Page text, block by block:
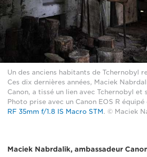
Un des anciens habitants de Tchernobyl
Ces dix dernières années, Maciek
Canon, a tissé un lien avec Tchernobyl et
Photo prise avec un Canon EOS R
RF 35mm f/1.8 IS Macro STM . © Maciek
Maciek Nabrdalik, ambassadeur